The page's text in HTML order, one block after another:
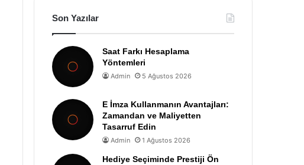
Son Yazılar
Saat Farkı Hesaplama
Yöntemleri
Admin 5 Ağustos 2026
E İmza Kullanmanın Avantajları:
Zamandan ve Maliyetten
Tasarruf Edin
Admin 1 Ağustos 2026
Hediye Seçiminde Prestiji Ön